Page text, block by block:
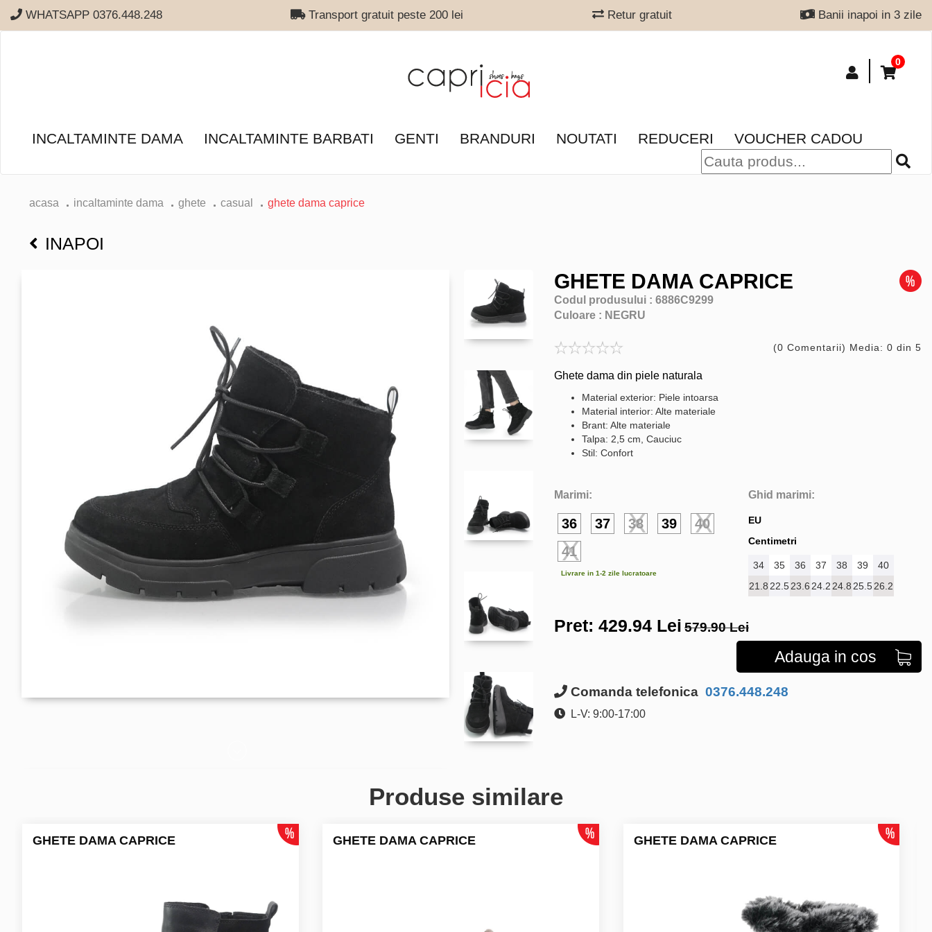
WHATSAPP 0376.448.248 Transport gratuit peste 200 lei Retur gratuit Banii inapoi in 3 zile
0
INCALTAMINTE DAMA INCALTAMINTE BARBATI GENTI BRANDURI NOUTATI REDUCERI VOUCHER CADOU
acasa incaltaminte dama ghete casual ghete dama caprice
INAPOI
GHETE DAMA CAPRICE
Codul produsului : 6886C9299
Culoare : NEGRU
(0 Comentarii) Media: 0 din 5
Ghete dama din piele naturala
Material exterior: Piele intoarsa
Material interior: Alte materiale
Brant: Alte materiale
Talpa: 2,5 cm, Cauciuc
Stil: Confort
Marimi:
36 37 38 39
40
41
Livrare in 1-2 zile lucratoare
Ghid marimi:
EU
Centimetri
34 35 36 37 38 39
40
21.8 22.523.6 24.2 24.8 25.526.2
Pret: 429.94 Lei 579.90 Lei
Adauga in cos
Comanda telefonica 0376.448.248
L-V: 9:00-17:00
Produse similare
GHETE DAMA CAPRICE GHETE DAMA CAPRICE GHETE DAMA CAPRICE